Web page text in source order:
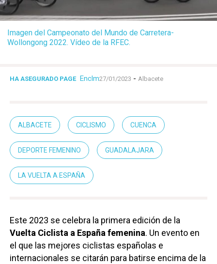
Imagen del Campeonato del Mundo de Carretera-
Wollongong 2022. Vídeo de la RFEC.
HA ASEGURADO PAGE Enclm27/01/2023 - Albacete
ALBACETE CICLISMO CUENCA
DEPORTE FEMENINO GUADALAJARA
LA VUELTA A ESPAÑA
Este 2023 se celebra la primera edición de la
Vuelta Ciclista a España femenina. Un evento en
el que las mejores ciclistas españolas e
internacionales se citarán para batirse encima de la